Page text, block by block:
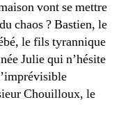
vont se mettre
chaos ? Bastien, le
le fils tyrannique
Julie qui n’hésite
Chouilloux, le